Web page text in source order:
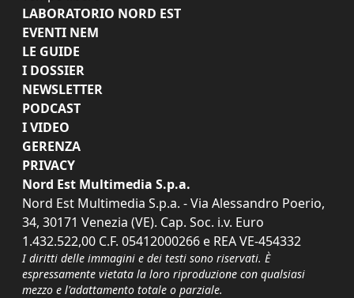
LABORATORIO NORD EST
EVENTI NEM
LE GUIDE
I DOSSIER
NEWSLETTER
PODCAST
I VIDEO
GERENZA
PRIVACY
Nord Est Multimedia S.p.a.
Nord Est Multimedia S.p.a. - Via Alessandro Poerio,
34, 30171 Venezia (VE). Cap. Soc. i.v. Euro
1.432.522,00 C.F. 05412000266 e REA VE-454332
I diritti delle immagini e dei testi sono riservati. È
espressamente vietata la loro riproduzione con qualsiasi
mezzo e l'adattamento totale o parziale.